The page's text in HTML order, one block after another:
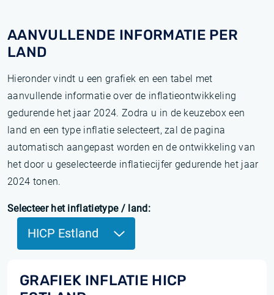
AANVULLENDE INFORMATIE PER
LAND
Hieronder vindt u een grafiek en een tabel met
aanvullende informatie over de inflatieontwikkeling
gedurende het jaar 2024. Zodra u in de keuzebox een
land en een type inflatie selecteert, zal de pagina
automatisch aangepast worden en de ontwikkeling van
het door u geselecteerde inflatiecijfer gedurende het jaar
2024 tonen.
Selecteer het inflatietype / land:
HICP Estland
GRAFIEK INFLATIE HICP